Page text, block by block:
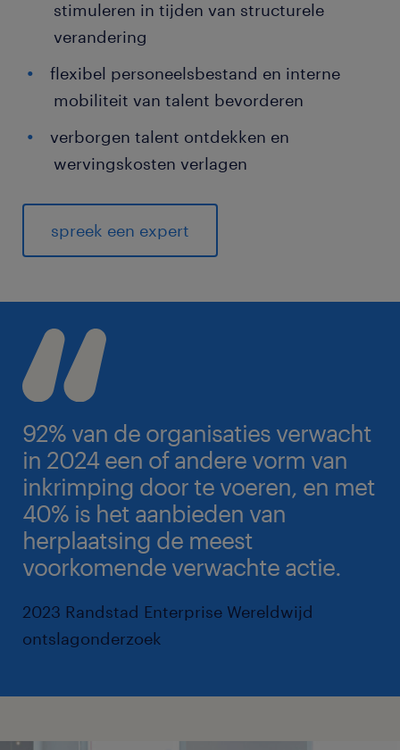
stimuleren in tijden van structurele
verandering
flexibel personeelsbestand en interne
mobiliteit van talent bevorderen
verborgen talent ontdekken en
wervingskosten verlagen
spreek een expert
92% van de organisaties verwacht
in 2024 een of andere vorm van
inkrimping door te voeren, en met
40% is het aanbieden van
herplaatsing de meest
voorkomende verwachte actie.
2023 Randstad Enterprise Wereldwijd
ontslagonderzoek